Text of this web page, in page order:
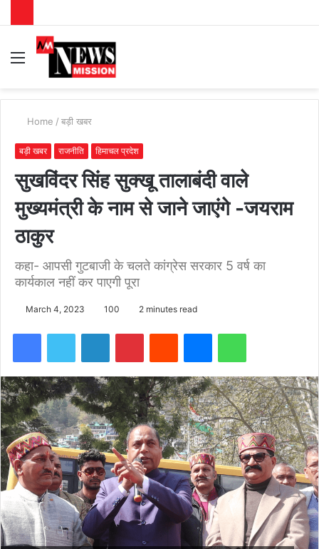
Menu
Home / बड़ी खबर
बड़ी खबर राजनीति हिमाचल प्रदेश
सुखविंदर सिंह सुक्खू तालाबंदी वाले
मुख्यमंत्री के नाम से जाने जाएंगे -जयराम
ठाकुर
कहा- आपसी गुटबाजी के चलते कांग्रेस सरकार 5 वर्ष का
कार्यकाल नहीं कर पाएगी पूरा
March 4, 2023 100 2 minutes read